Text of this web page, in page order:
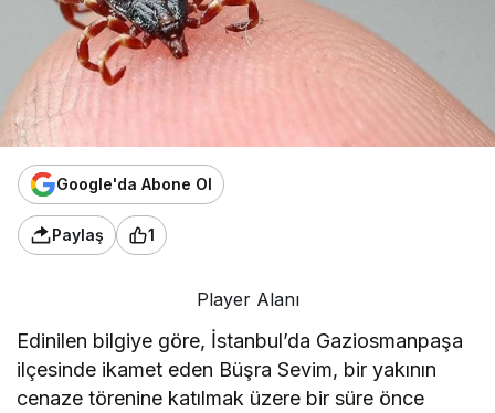
Google'da Abone Ol
Paylaş 1
Player Alanı
Edinilen bilgiye göre, İstanbul’da Gaziosmanpaşa
ilçesinde ikamet eden Büşra Sevim, bir yakının
cenaze törenine katılmak üzere bir süre önce